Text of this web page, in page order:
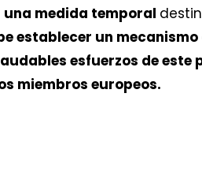
una medida temporal
establecer un
esfuerzos de este
miembros europeos.